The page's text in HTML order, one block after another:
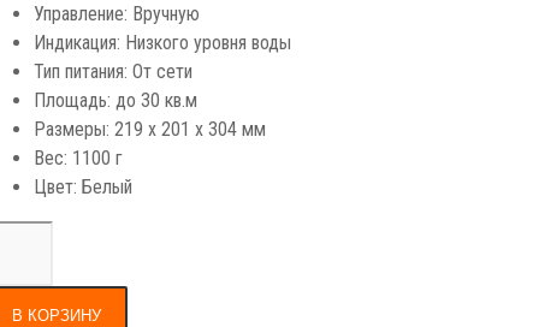
Управление: Вручную
Индикация: Низкого уровня воды
Тип питания: От сети
Площадь: до 30 кв.м
Размеры: 219 х 201 х 304 мм
Вес: 1100 г
Цвет: Белый
В КОРЗИНУ